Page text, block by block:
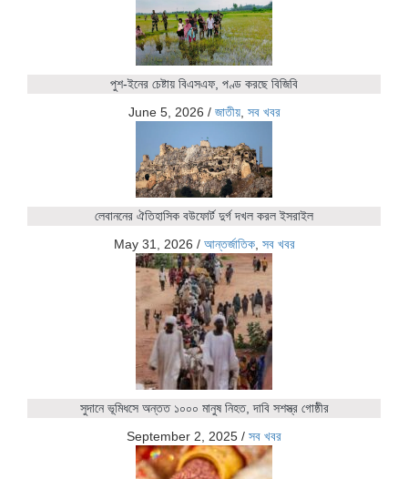
পুশ-ইনের চেষ্টায় বিএসএফ, পণ্ড করছে বিজিবি
June 5, 2026 / জাতীয়, সব খবর
লেবাননের ঐতিহাসিক বউফোর্ট দুর্গ দখল করল ইসরাইল
May 31, 2026 / আন্তর্জাতিক, সব খবর
সুদানে ভূমিধসে অন্তত ১০০০ মানুষ নিহত, দাবি সশস্ত্র গোষ্ঠীর
September 2, 2025 / সব খবর